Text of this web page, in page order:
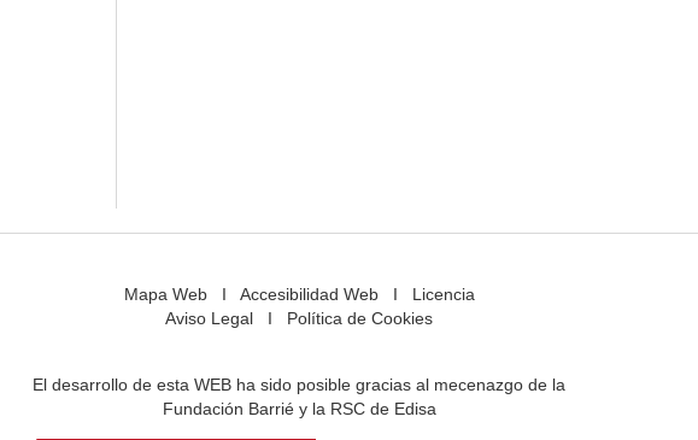
Mapa WebI Accesibilidad WebI Licencia
Aviso Legal I Política de Cookies
El desarrollo de esta WEB ha sido posible gracias al mecenazgo de la
Fundación Barrié y la RSC de Edisa